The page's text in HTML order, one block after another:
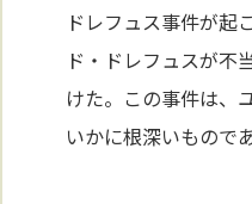
ドレフュス事件が起
ド・ドレフュスが不
けた。この事件は、
いかに根深いもので